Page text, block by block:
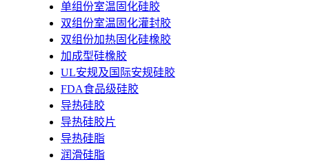
单组份室温固化硅胶
双组份室温固化灌封胶
双组份加热固化硅橡胶
加成型硅橡胶
UL安规及国际安规硅胶
FDA食品级硅胶
导热硅胶
导热硅胶片
导热硅脂
润滑硅脂